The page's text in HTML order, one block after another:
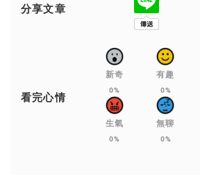
分享文章
看完心情
新奇
0%
有趣
0%
生氣
0%
無聊
0%